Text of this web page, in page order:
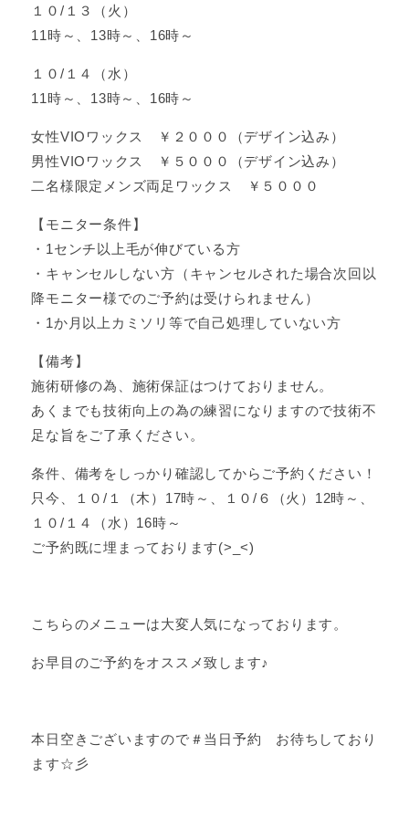
１０/１３（火）
11時～、13時～、16時～
１０/１４（水）
11時～、13時～、16時～
女性VIOワックス ￥２０００（デザイン込み）
男性VIOワックス ￥５０００（デザイン込み）
二名様限定メンズ両足ワックス ￥５０００
【モニター条件】
・1センチ以上毛が伸びている方
・キャンセルしない方（キャンセルされた場合次回以
降モニター様でのご予約は受けられません）
・1か月以上カミソリ等で自己処理していない方
【備考】
施術研修の為、施術保証はつけておりません。
あくまでも技術向上の為の練習になりますので技術不
足な旨をご了承ください。
条件、備考をしっかり確認してからご予約ください！
只今、１０/１（木）17時～、１０/６（火）12時～、
１０/１４（水）16時～
ご予約既に埋まっております(>_<)
こちらのメニューは大変人気になっております。
お早目のご予約をオススメ致します♪
本日空きございますので＃当日予約 お待ちしており
ます☆彡